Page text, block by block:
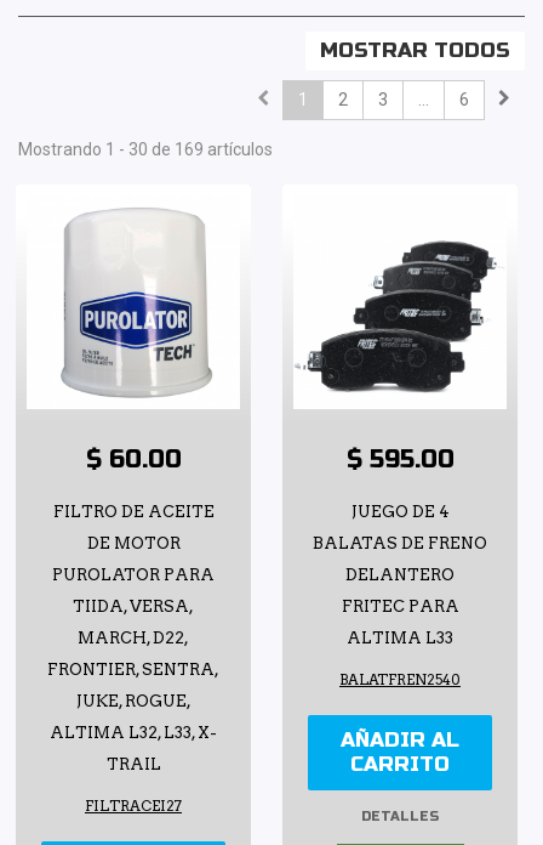
MOSTRAR TODOS
1 2 3 ... 6
Mostrando 1 - 30 de 169 artículos
$ 60.00
FILTRO DE ACEITE
DE MOTOR
PUROLATOR PARA
TIIDA, VERSA,
MARCH, D22,
FRONTIER, SENTRA,
JUKE, ROGUE,
ALTIMA L32, L33, X-
TRAIL
FILTRACEI27
$ 595.00
JUEGO DE 4
BALATAS DE FRENO
DELANTERO
FRITEC PARA
ALTIMA L33
BALATFREN2540
AÑADIR AL
CARRITO
DETALLES